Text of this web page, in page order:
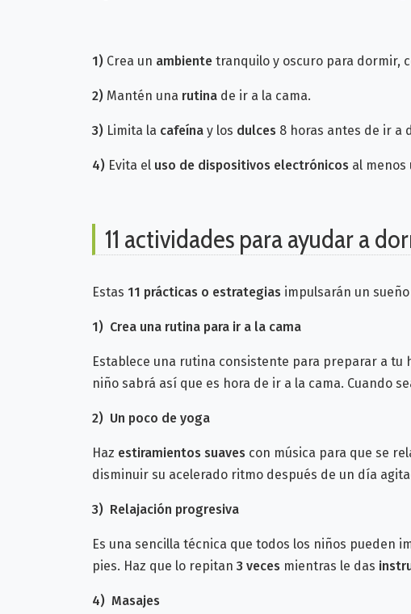
1) Crea un ambiente tranquilo y oscuro para dormir,
2) Mantén una rutina de ir a la cama.
3) Limita la cafeína y los dulces 8 horas antes de ir a
4) Evita el uso de dispositivos electrónicos al menos
11 actividades para ayudar a
Estas 11 prácticas o estrategias impulsarán un
1) Crea una rutina para ir a la cama
Establece una rutina consistente para preparar a tu
niño sabrá así que es hora de ir a la cama. Cuando
2) Un poco de yoga
Haz estiramientos suaves con música para que se
disminuir su acelerado ritmo después de un día
3) Relajación progresiva
Es una sencilla técnica que todos los niños pueden
pies. Haz que lo repitan 3 veces mientras le das
4) Masajes